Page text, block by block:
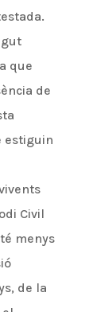
que
de
estiguin
Civil
menys
de la